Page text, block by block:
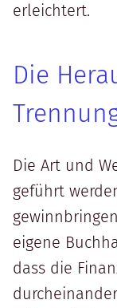
erleichtert.
Die
Die Art und
geführt
eigene
dass die